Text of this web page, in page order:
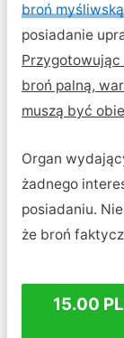
broń myśliwską
posiadanie
Przygotowując
broń palną,
muszą być
Organ
żadnego
posiadaniu.
że broń
15.00